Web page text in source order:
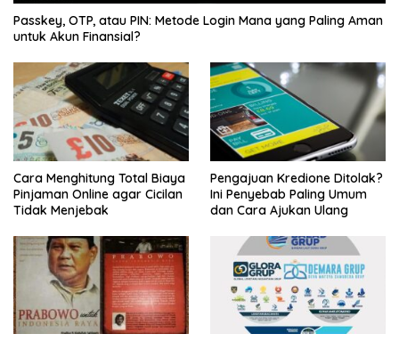
Passkey, OTP, atau PIN: Metode Login Mana yang Paling Aman
untuk Akun Finansial?
Cara Menghitung Total Biaya
Pinjaman Online agar Cicilan
Tidak Menjebak
Pengajuan Kredione Ditolak?
Ini Penyebab Paling Umum
dan Cara Ajukan Ulang